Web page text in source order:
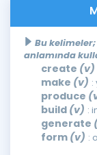
Bu
anlamında
create (v)
make (v) :
produce
build (v) :
generate
form (v) :